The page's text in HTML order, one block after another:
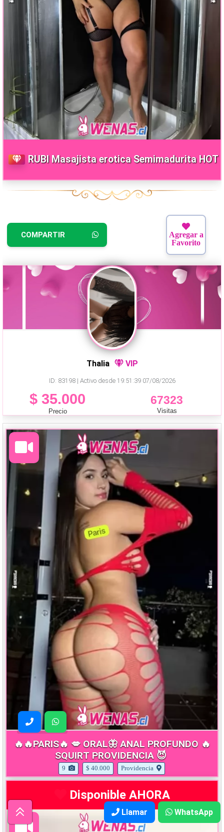
RUBI Masajista erotica Semimadurita HOT
COMPARTIR
Agregar a
Favorito
Thalia VIP
ID: 83198 | Activo desde 19:51:39 07/08/2026
$ 35.000
Precio
67323
Visitas
🔥🔥PARIS🔥 💋 ORAL🦋 ANAL PROFUNDO 🔥
SQUIRT PROVIDENCIA 😈
9 $ 40.000 Providencia
Disponible AHORA
Llamar WhatsApp